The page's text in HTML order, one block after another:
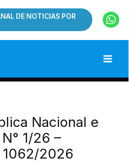
DE NOTICIAS POR
Nacional e
1/26 –
1062/2026